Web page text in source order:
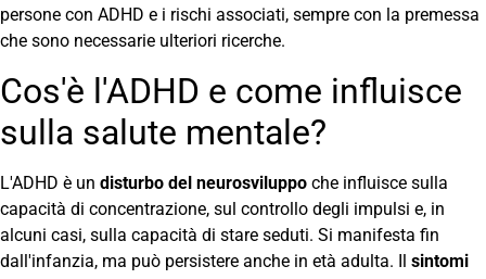
persone con ADHD e i rischi associati, sempre con la premessa
che sono necessarie ulteriori ricerche.
Cos'è l'ADHD e come influisce
sulla salute mentale?
L'ADHD è un disturbo del neurosviluppo che influisce sulla
capacità di concentrazione, sul controllo degli impulsi e, in
alcuni casi, sulla capacità di stare seduti. Si manifesta fin
dall'infanzia, ma può persistere anche in età adulta. Il sintomi